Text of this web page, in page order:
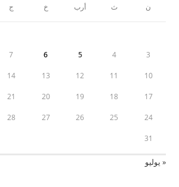
ن ث أرب خ ج
3
4
5
6
7
10
11
12
13
14
17
18
19
20
21
24
25
26
27
28
31
« يوليو